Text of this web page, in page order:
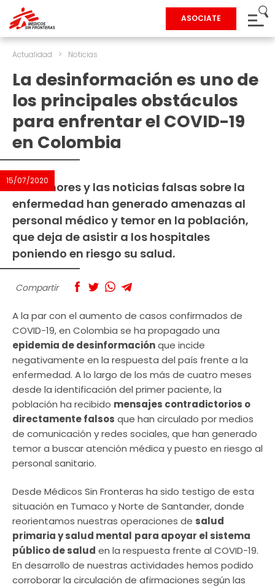
ASOCIATE
Actualidad > Noticias
La desinformación es uno de
los principales obstáculos
para enfrentar el COVID-19
en Colombia
15/07/2020
Los rumores y las noticias falsas sobre la
enfermedad han generado amenazas al
personal médico y temor en la población,
que deja de asistir a los hospitales
poniendo en riesgo su salud.
Compartir
A la par con el aumento de casos confirmados de
COVID-19, en Colombia se ha propagado una
epidemia de desinformaciónque incide
negativamente en la respuesta del país frente a la
enfermedad. A lo largo de los más de cuatro meses
desde la identificación del primer paciente, la
población ha recibido mensajes contradictorios o
directamente falsos que han circulado por medios
de comunicación y redes sociales, que han generado
temor a buscar atención médica y puesto en riesgo al
personal sanitario.
Desde Médicos Sin Fronteras ha sido testigo de esta
situación en Tumaco y Norte de Santander, donde
reorientamos nuestras operaciones de salud
primaria y salud mental para apoyar el sistema
público de salud en la respuesta frente al COVID-19.
En desarrollo de nuestras actividades hemos podido
corroborar la circulación de afirmaciones según las